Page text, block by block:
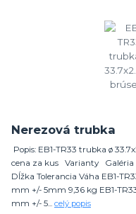
Nerezová trubka
Popis: EB1-TR33 trubka ø
cena za kus Varianty Galéria
Dĺžka Tolerancia Váha EB1-
mm +/- 5mm 9,36 kg EB1-
mm +/- 5... celý popis